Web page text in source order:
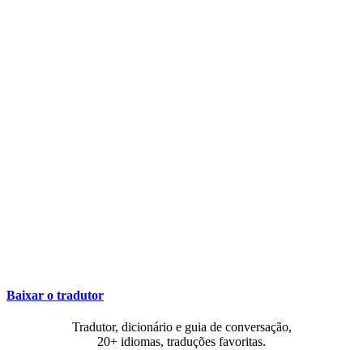
Baixar o tradutor
Tradutor, dicionário e guia de conversação,
20+ idiomas, traduções favoritas.